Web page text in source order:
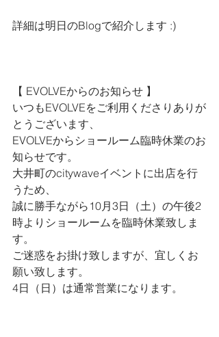
詳細は明日のBlogで紹介します :)
【 EVOLVEからのお知らせ 】
いつもEVOLVEをご利用くださりありが
とうございます、
EVOLVEからショールーム臨時休業のお
知らせです。
大井町のcitywaveイベントに出店を行
うため、
誠に勝手ながら10月3日（土）の午後2
時よりショールームを臨時休業致しま
す。
ご迷惑をお掛け致しますが、宜しくお
願い致します。
4日（日）は通常営業になります。